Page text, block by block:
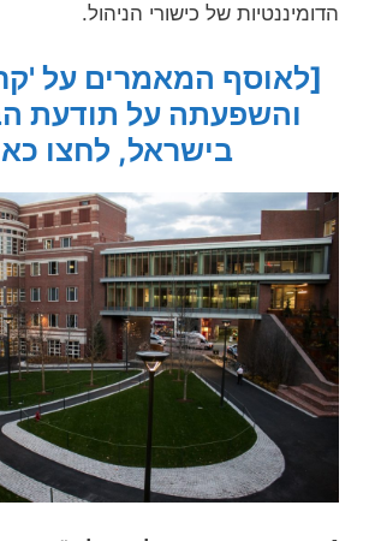
הדומיננטיות של כישורי הניהול.
[לאוסף המאמרים על
והשפעתה על תודעת
בישראל, לחצו